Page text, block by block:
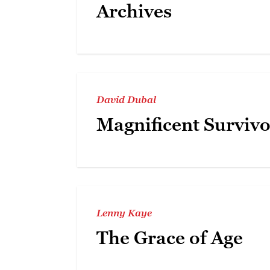
Archives
David Dubal
Magnificent
Lenny Kaye
The Grace of Age